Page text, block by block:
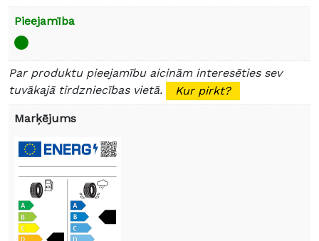
Pieejamība
Par produktu pieejamību aicinām interesēties sev
tuvākajā tirdzniecības vietā.
Kur pirkt?
Marķējums